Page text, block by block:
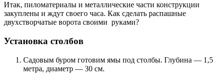
Итак, пиломатериалы и металлические части конструкции
закуплены и ждут своего часа. Как сделать распашные
двухстворчатые ворота своими руками?
Установка столбов
Садовым буром готовим ямы под столбы. Глубина — 1,5
метра, диаметр — 30 см.